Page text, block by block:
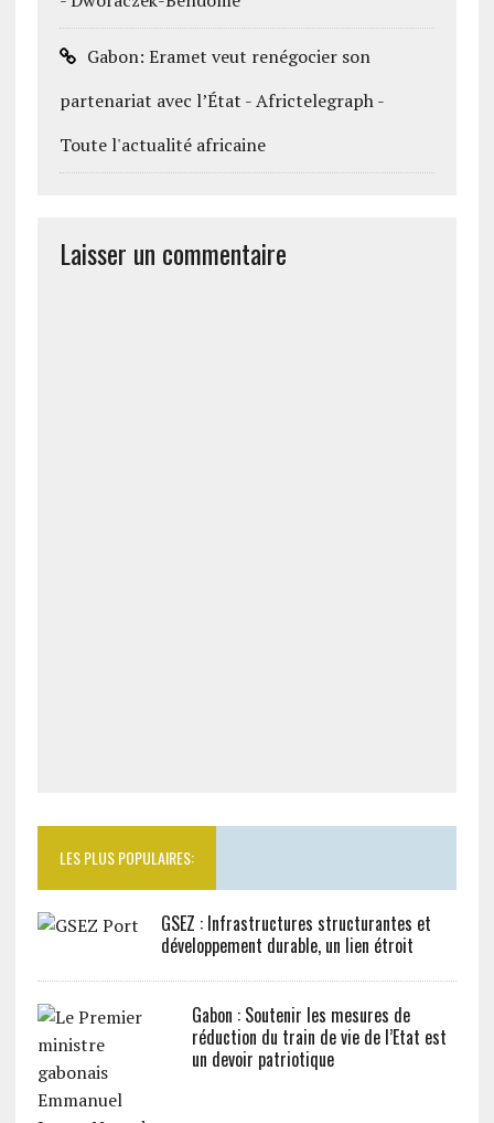
Gabon: Eramet veut renégocier son
partenariat avec l’État - Africtelegraph -
Toute l'actualité africaine
Laisser un commentaire
LES PLUS POPULAIRES:
GSEZ : Infrastructures structurantes et
développement durable, un lien étroit
Gabon : Soutenir les mesures de
réduction du train de vie de l’Etat est
un devoir patriotique